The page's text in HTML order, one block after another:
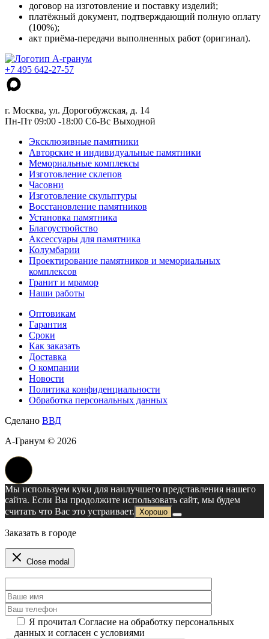
договор на изготовление и поставку изделий;
платёжный документ, подтверждающий полную оплату
(100%);
акт приёма-передачи выполненных работ (оригинал).
+7 495 642-27-57
г. Москва, ул. Дорогобужская, д. 14
Пн-Пт 09:00 -18:00 Сб-Вс Выходной
Эксклюзивные памятники
Авторские и индивидуальные памятники
Мемориальные комплексы
Изготовление склепов
Часовни
Изготовление скульптуры
Восстановление памятников
Установка памятника
Благоустройство
Аксессуары для памятника
Колумбарии
Проектирование памятников и мемориальных
комплексов
Гранит и мрамор
Наши работы
Оптовикам
Гарантия
Сроки
Как заказать
Доставка
О компании
Новости
Политика конфиденциальности
Обработка персональных данных
Сделано ВВД
А-Гранум © 2026
Мы используем куки для наилучшего представления нашего
сайта. Если Вы продолжите использовать сайт, мы будем
считать что Вас это устраивает. Хорошо
Заказать в городе
Close modal
Я прочитал Согласие на обработку персональных
данных и согласен с условиями